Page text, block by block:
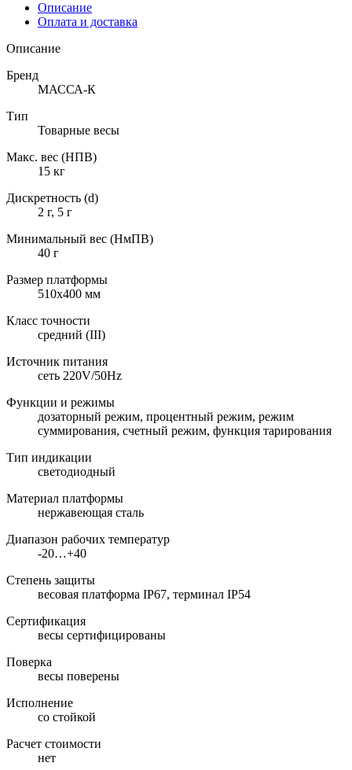
Описание
Оплата и доставка
Описание
Бренд
МАССА-К
Тип
Товарные весы
Макс. вес (НПВ)
15 кг
Дискретность (d)
2 г, 5 г
Минимальный вес (НмПВ)
40 г
Размер платформы
510х400 мм
Класс точности
средний (III)
Источник питания
сеть 220V/50Hz
Функции и режимы
дозаторный режим, процентный режим, режим
суммирования, счетный режим, функция тарирования
Тип индикации
светодиодный
Материал платформы
нержавеющая сталь
Диапазон рабочих температур
-20…+40
Степень защиты
весовая платформа IP67, терминал IP54
Сертификация
весы сертифицированы
Поверка
весы поверены
Исполнение
со стойкой
Расчет стоимости
нет